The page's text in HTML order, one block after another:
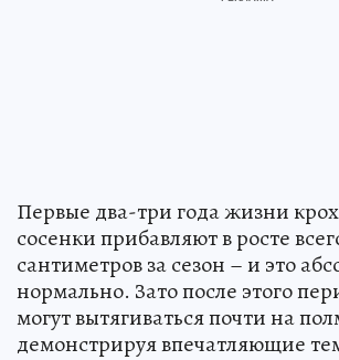
Первые два-три года жизни
сосенки прибавляют в росте
сантиметров за сезон – и это
нормально. Зато после этого
могут вытягиваться почти на
демонстрируя впечатляющие